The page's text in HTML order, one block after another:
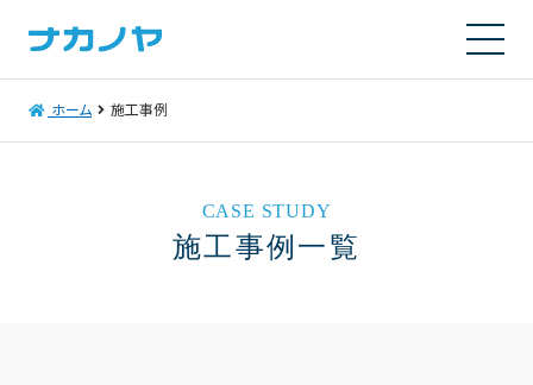
ホーム 施工事例
CASE STUDY
施工事例一覧